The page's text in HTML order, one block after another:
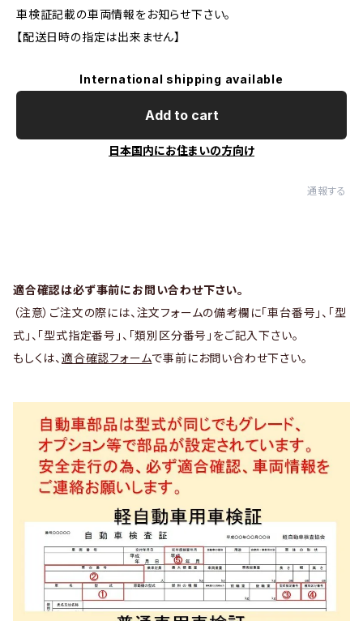
車検証記載の車両情報をお知らせ下さい。
【配送日時の指定は出来ません】
International shipping available
Add to cart
日本国内にお住まいの方向け
通報する
適合確認は必ず事前にお問い合わせ下さい。
（注意）ご注文の際には、注文フォームの備考欄に「車台番号」、「型
式」、「型式指定番号」、「類別区分番号」をご記入下さい。
もしくは、 適合確認フォームで事前にお問い合わせ下さい。